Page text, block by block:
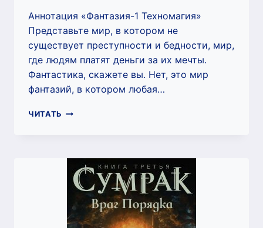
Аннотация «Фантазия-1 Техномагия»
Представьте мир, в котором не
существует преступности и бедности, мир,
где людям платят деньги за их мечты.
Фантастика, скажете вы. Нет, это мир
фантазий, в котором любая…
ЧИТАТЬ ФАНТАЗИЯ-1